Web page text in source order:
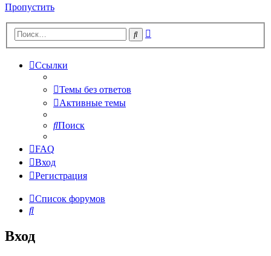
Пропустить
Поиск
Ссылки
Темы без ответов
Активные темы
Поиск
FAQ
Вход
Регистрация
Список форумов
Поиск
Вход